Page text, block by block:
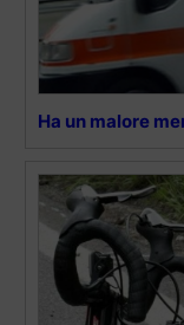
Ha un malore